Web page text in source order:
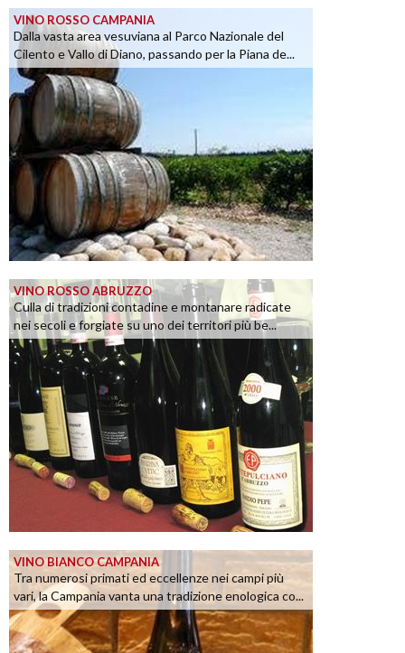
VINO ROSSO CAMPANIA
Dalla vasta area vesuviana al Parco Nazionale del
Cilento e Vallo di Diano, passando per la Piana de...
VINO ROSSO ABRUZZO
Culla di tradizioni contadine e montanare radicate
nei secoli e forgiate su uno dei territori più be...
VINO BIANCO CAMPANIA
Tra numerosi primati ed eccellenze nei campi più
vari, la Campania vanta una tradizione enologica co...